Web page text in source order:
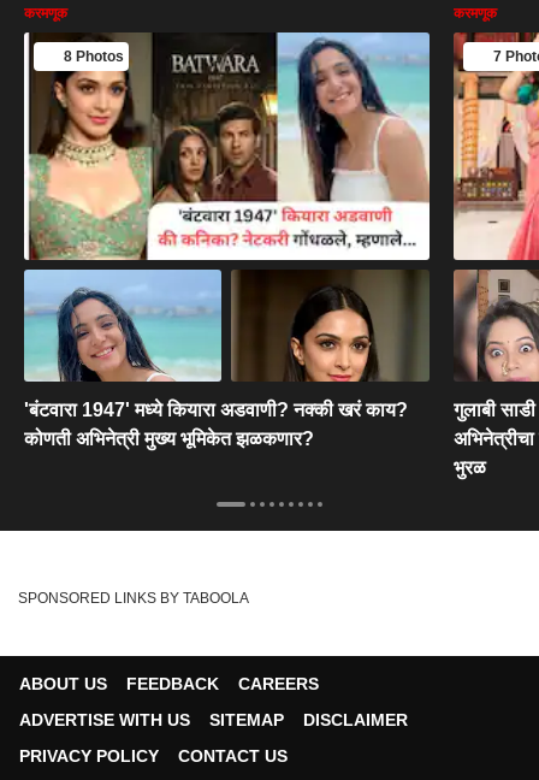
करमणूक
8 Photos
'बंटवारा 1947' मध्ये कियारा अडवाणी? नक्की खरं काय?
कोणती अभिनेत्री मुख्य भूमिकेत झळकणार?
करमणूक
7
गुलाबी
भुरळ
SPONSORED LINKS BY TABOOLA
ABOUT US FEEDBACK
CAREERS
ADVERTISE WITH US
SITEMAP
DISCLAIMER
PRIVACY POLICY
CONTACT US